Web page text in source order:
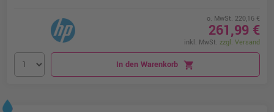
o. MwSt. 220,16 €
261,99 €
inkl. MwSt. zzgl. Versand
In den Warenkorb shopping_cart